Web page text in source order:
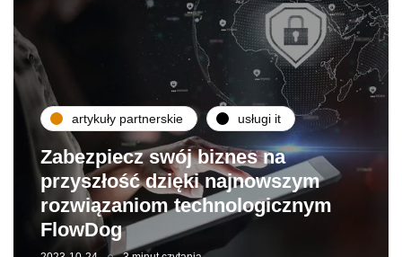
artykuły partnerskie usługi it
Zabezpiecz swój biznes na
przyszłość dzięki najnowszym
rozwiązaniom technologicznym
FlowDog